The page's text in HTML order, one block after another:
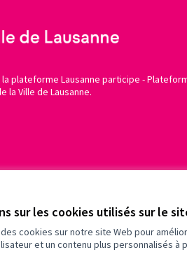
sur les cookies utilisés sur le
cookies sur notre site Web pour
et un contenu plus personnalisés à
plateforme Lausanne participe -
la Ville de Lausanne.